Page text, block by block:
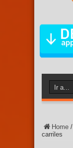
Home /
carriles